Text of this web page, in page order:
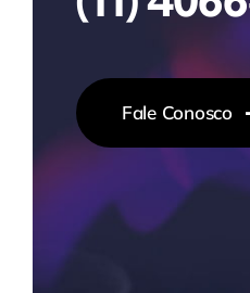
Fale Conosco